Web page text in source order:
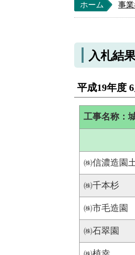
ホーム 事
入札結
平成19年度 6
工事名称：
㈱信濃造園
㈱千本杉
㈱市毛造園
㈱石翠園